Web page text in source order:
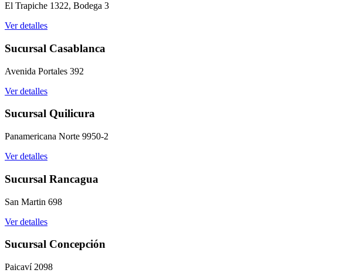
El Trapiche 1322, Bodega 3
Ver detalles
Sucursal Casablanca
Avenida Portales 392
Ver detalles
Sucursal Quilicura
Panamericana Norte 9950-2
Ver detalles
Sucursal Rancagua
San Martin 698
Ver detalles
Sucursal Concepción
Paicaví 2098